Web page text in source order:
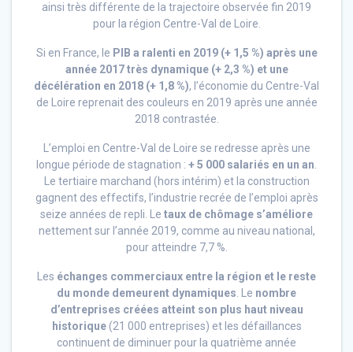
ainsi très différente de la trajectoire observée fin 2019
pour la région Centre-Val de Loire.
Si en France, le PIB a ralenti en 2019 (+ 1,5 %) après une
année 2017 très dynamique (+ 2,3 %) et une
décélération en 2018 (+ 1,8 %), l’économie du Centre-Val
de Loire reprenait des couleurs en 2019 après une année
2018 contrastée.
L’emploi en Centre-Val de Loire se redresse après une
longue période de stagnation : + 5 000 salariés en un an.
Le tertiaire marchand (hors intérim) et la construction
gagnent des effectifs, l’industrie recrée de l’emploi après
seize années de repli. Le taux de chômage s’améliore
nettement sur l’année 2019, comme au niveau national,
pour atteindre 7,7 %.
Les échanges commerciaux entre la région et le reste
du monde demeurent dynamiques. Le nombre
d’entreprises créées atteint son plus haut niveau
historique (21 000 entreprises) et les défaillances
continuent de diminuer pour la quatrième année